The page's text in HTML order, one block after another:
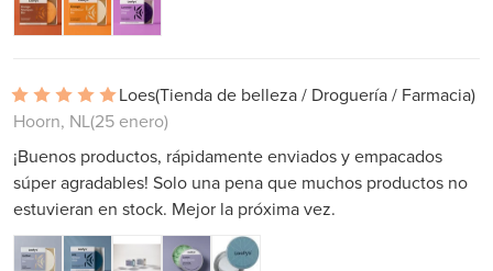
Loes(Tienda de belleza / Droguería / Farmacia)
Hoorn, NL(25 enero)
¡Buenos productos, rápidamente enviados y empacados
súper agradables! Solo una pena que muchos productos no
estuvieran en stock. Mejor la próxima vez.